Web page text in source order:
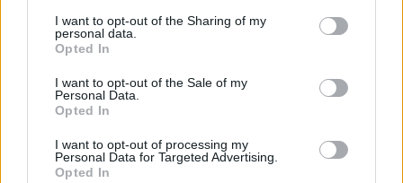
not limited to your visit or usage behaviour. You may click to
grant or deny consent to Google and its third-party tags to
use your data for below specified purposes in below Google
consent section.
I want to opt-out of the Sharing of my
personal data.
Opted In
I want to opt-out of the Sale of my
Personal Data.
Opted In
I want to opt-out of processing my
Personal Data for Targeted Advertising.
Opted In
Petrolio in calo: Brent a 91,82$, ribassi a due cifre per greggio